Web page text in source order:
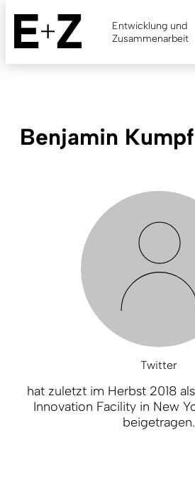
Skip
main
content
Entwicklung und
Zusammenarbeit
Benjamin Kumpf
Twitter
hat zuletzt im Herbst 2018
Innovation Facility in New
beigetragen.